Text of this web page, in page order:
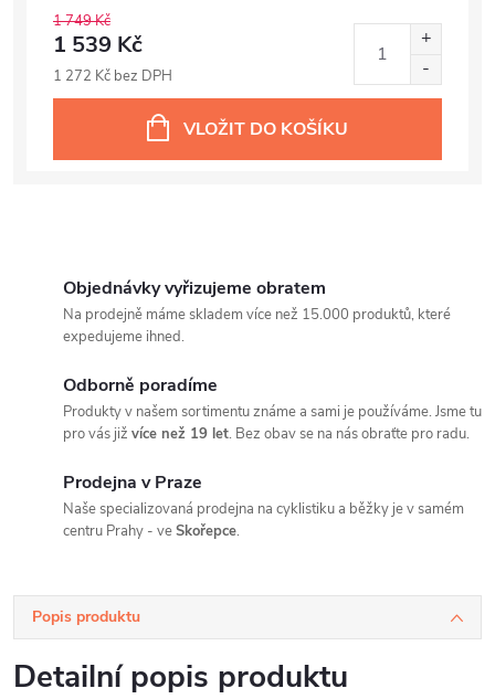
1 749 Kč
1 539 Kč
1 272 Kč bez DPH
VLOŽIT DO KOŠÍKU
Objednávky vyřizujeme obratem
Na prodejně máme skladem více než 15.000 produktů, které
expedujeme ihned.
Odborně poradíme
Produkty v našem sortimentu známe a sami je používáme. Jsme tu
pro vás již více než 19 let. Bez obav se na nás obraťte pro radu.
Prodejna v Praze
Naše specializovaná prodejna na cyklistiku a běžky je v samém
centru Prahy - veSkořepce.
Popis produktu
Detailní popis produktu